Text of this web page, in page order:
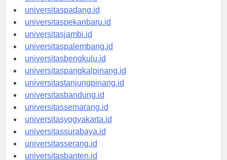
universitasmedan.id
universitaspadang.id
universitaspekanbaru.id
universitasjambi.id
universitaspalembang.id
universitasbengkulu.id
universitaspangkalpinang.id
universitastanjungpinang.id
universitasbandung.id
universitassemarang.id
universitasyogyakarta.id
universitassurabaya.id
universitasserang.id